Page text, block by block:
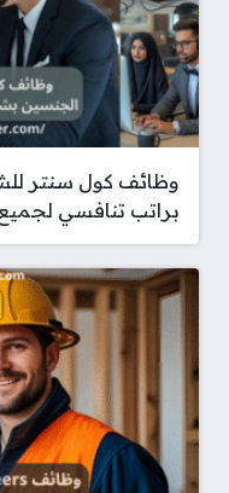
وظائف كول سنتر
براتب تنافسي